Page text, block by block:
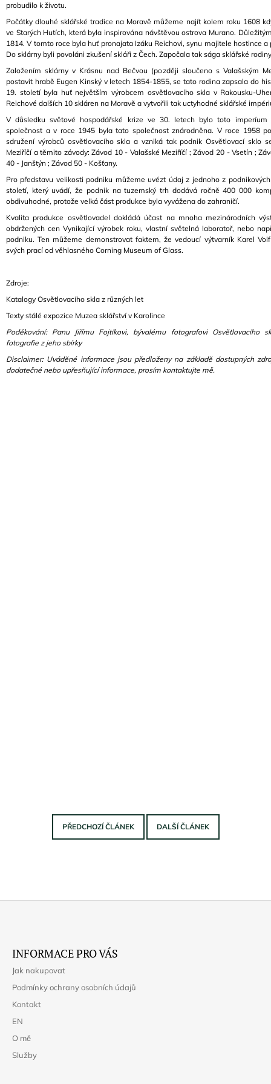
probudilo k životu.
Počátky dlouhé sklářské tradice na Moravě můžeme najít kolem roku 1608
ve Starých Hutích, která byla inspirována návštěvou ostrova Murano.
1814. V tomto roce byla huť pronajata Izáku Reichovi, synu majitele hostince a
Do sklárny byli povoláni zkušení skláři z Čech. Započala tak sága sklářské
Založením sklárny v Krásnu nad Bečvou (později sloučeno s Valašským
postavit hrabě Eugen Kinský v letech 1854-1855, se tato rodina zapsala do
19. století byla huť největším výrobcem osvětlovacího skla v Rakousku-
Reichové dalších 10 skláren na Moravě a vytvořili tak uctyhodné sklářské
V důsledku světové hospodářské krize ve 30. letech bylo toto imperíum
společnost a v roce 1945 byla tato společnost znárodněna. V roce 1958
sdružení výrobců osvětlovacího skla a vzniká tak podnik Osvětlovací sklo
Meziříčí a těmito závody: Závod 10 - Valašské Meziříčí ; Závod 20 - Vsetín ;
40 - Janštýn ; Závod 50 - Košťany.
Pro představu velikosti podniku můžeme uvézt údaj z jednoho z
století, který uvádí, že podnik na tuzemský trh dodává ročně 400 000
obdivuhodné, protože velká část produkce byla vyvážena do zahraničí.
Kvalita produkce osvětlovadel dokládá účast na mnoha mezinárodních
obdržených cen Vynikající výrobek roku, vlastní světelná laboratoř, nebo
podniku. Ten můžeme demonstrovat faktem, že vedoucí výtvarník Karel
svých prací od věhlasného Corning Museum of Glass.
Zdroje:
Katalogy Osvětlovacího skla z různých let
Texty stálé expozice Muzea sklářství v Karolince
Poděkování: Panu Jiřímu Fojtíkovi, bývalému fotografovi Osvětlovacího
fotografie z jeho sbírky
Disclaimer: Uváděné informace jsou předloženy na základě dostupných
dodatečné nebo upřesňující informace, prosím kontaktujte mě.
PŘEDCHOZÍ ČLÁNEK DALŠÍ ČLÁNEK
A
J
Í
T
?
HLEDAT
D
O
P
O
R
U
Č
J
E
M
E
KNIHOVNA
UP
ZÁVODY
MEZULÁNIK
INFORMACE PRO VÁS
Jak nakupovat
Podmínky ochrany osobních údajů
Kontakt
EN
O mě
Služby